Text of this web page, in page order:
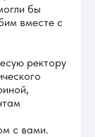
бы
вместе с
ректору
с вами.